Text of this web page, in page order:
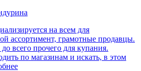
на всем для
ассортимент, грамотные продавцы.
всего прочего для купания.
по магазинам и искать, в этом